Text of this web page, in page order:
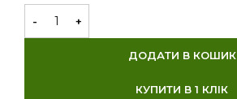
ДОДАТИ В КОШИК
КУПИТИ В 1 КЛІК